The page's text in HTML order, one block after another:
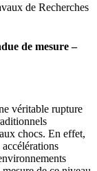
de Recherches
de mesure –
véritable rupture
chocs. En effet,